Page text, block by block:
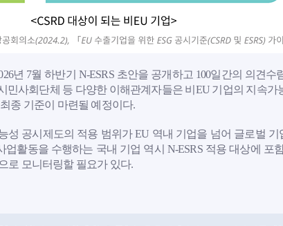
년 7월 하반기 N-ESRS 초안을 공개하고 100일간의 의견수
민사회단체 등 다양한 이해관계자들은 비EU 기업의 지속가
종 기준이 마련될 예정이다.
성 공시제도의 적용 범위가 EU 역내 기업을 넘어 글로벌
업활동을 수행하는 국내 기업 역시 N-ESRS 적용 대상에 포
로 모니터링할 필요가 있다.